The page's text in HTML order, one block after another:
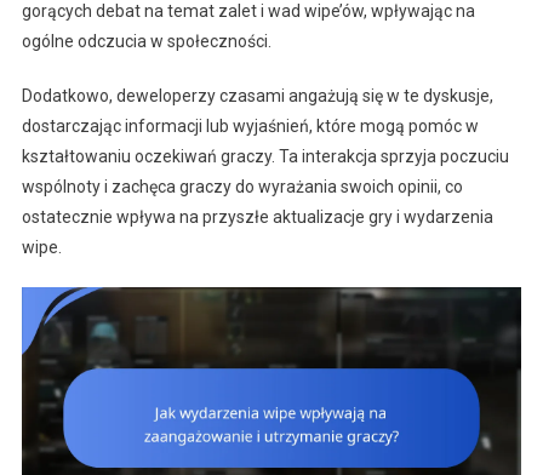
gorących debat na temat zalet i wad wipe’ów, wpływając na
ogólne odczucia w społeczności.
Dodatkowo, deweloperzy czasami angażują się w te dyskusje,
dostarczając informacji lub wyjaśnień, które mogą pomóc w
kształtowaniu oczekiwań graczy. Ta interakcja sprzyja poczuciu
wspólnoty i zachęca graczy do wyrażania swoich opinii, co
ostatecznie wpływa na przyszłe aktualizacje gry i wydarzenia
wipe.